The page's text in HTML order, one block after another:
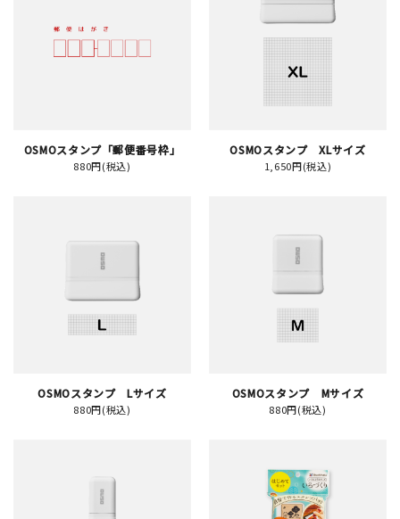
雑貨
台湾グッズ
OSMOスタンプ「郵便番号枠」
880円(税込)
OSMOスタンプ XLサイズ
1,650円(税込)
OSMOスタンプ Lサイズ
880円(税込)
OSMOスタンプ Mサイズ
880円(税込)